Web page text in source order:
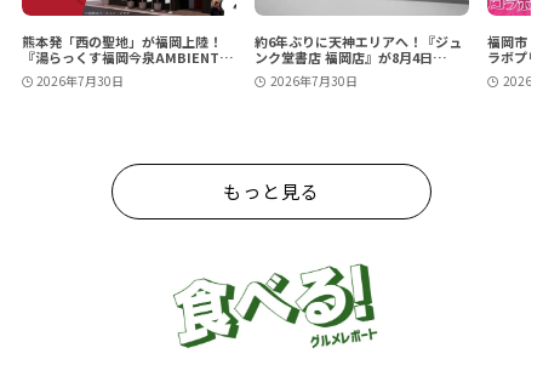
熊本発「西の聖地」が福岡上陸！
『湯らっくす福岡今泉AMBIENT』
が8月28日（金）グランドオープン
／今泉
2026年7月30日
約6年ぶりに天神エリアへ！『ジュ
ンク堂書店 福岡店』が8月4日
（火）に移転・リニューアルオープ
ン／天神ビジネスセンターⅡ
2026年7月30日
福岡市
ラボプ
ット風
2026
もっと見る